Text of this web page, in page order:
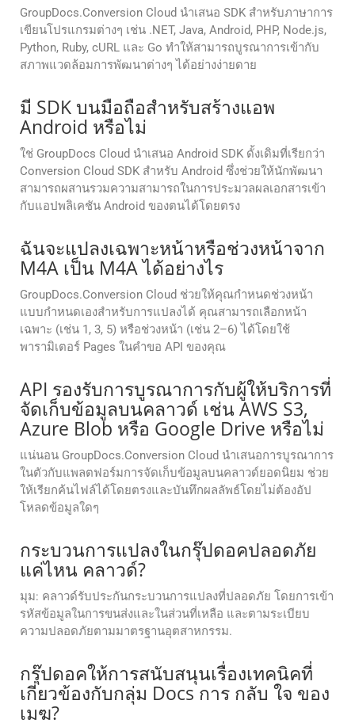
GroupDocs.Conversion Cloud นำเสนอ SDK สำหรับภาษาการ
เขียนโปรแกรมต่างๆ เช่น .NET, Java, Android, PHP, Node.js,
Python, Ruby, cURL และ Go ทำให้สามารถบูรณาการเข้ากับ
สภาพแวดล้อมการพัฒนาต่างๆ ได้อย่างง่ายดาย
มี SDK บนมือถือสำหรับสร้างแอพ
Android หรือไม่
ใช่ GroupDocs Cloud นำเสนอ Android SDK ดั้งเดิมที่เรียกว่า
Conversion Cloud SDK สำหรับ Android ซึ่งช่วยให้นักพัฒนา
สามารถผสานรวมความสามารถในการประมวลผลเอกสารเข้า
กับแอปพลิเคชัน Android ของตนได้โดยตรง
ฉันจะแปลงเฉพาะหน้าหรือช่วงหน้าจาก
M4A เป็น M4A ได้อย่างไร
GroupDocs.Conversion Cloud ช่วยให้คุณกำหนดช่วงหน้า
แบบกำหนดเองสำหรับการแปลงได้ คุณสามารถเลือกหน้า
เฉพาะ (เช่น 1, 3, 5) หรือช่วงหน้า (เช่น 2–6) ได้โดยใช้
พารามิเตอร์ Pages ในคำขอ API ของคุณ
API รองรับการบูรณาการกับผู้ให้บริการที่
จัดเก็บข้อมูลบนคลาวด์ เช่น AWS S3,
Azure Blob หรือ Google Drive หรือไม่
แน่นอน GroupDocs.Conversion Cloud นำเสนอการบูรณาการ
ในตัวกับแพลตฟอร์มการจัดเก็บข้อมูลบนคลาวด์ยอดนิยม ช่วย
ให้เรียกค้นไฟล์ได้โดยตรงและบันทึกผลลัพธ์โดยไม่ต้องอัป
โหลดข้อมูลใดๆ
กระบวนการแปลงในกรุ๊ปดอคปลอดภัย
แค่ไหน คลาวด์?
มุม: คลาวด์รับประกันกระบวนการแปลงที่ปลอดภัย โดยการเข้า
รหัสข้อมูลในการขนส่งและในส่วนที่เหลือ และตามระเบียบ
ความปลอดภัยตามมาตรฐานอุตสาหกรรม.
กรุ๊ปดอคให้การสนับสนุนเรื่องเทคนิคที่
เกี่ยวข้องกับกลุ่ม Docs การ กลับ ใจ ของ
เมฆ?